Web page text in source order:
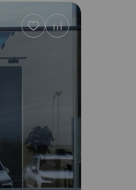
Добавить
в